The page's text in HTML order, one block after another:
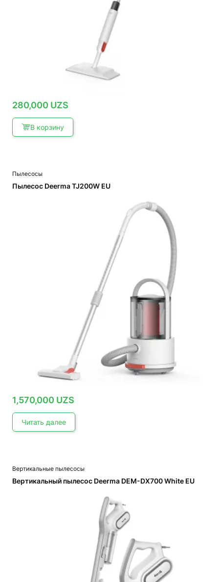
280,000 UZS
В корзину
Пылесосы
Пылесос Deerma TJ200W EU
1,570,000 UZS
Читать далее
Вертикальные пылесосы
Вертикальный пылесос Deerma DEM-DX700 White EU